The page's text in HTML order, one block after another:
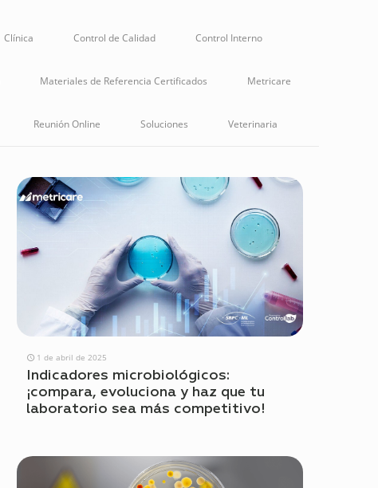
Clínica Control de Calidad Control Interno
Materiales de Referencia Certificados Metricare
Reunión Online Soluciones Veterinaria
1 de abril de 2025
Indicadores microbiológicos:
¡compara, evoluciona y haz que tu
laboratorio sea más competitivo!